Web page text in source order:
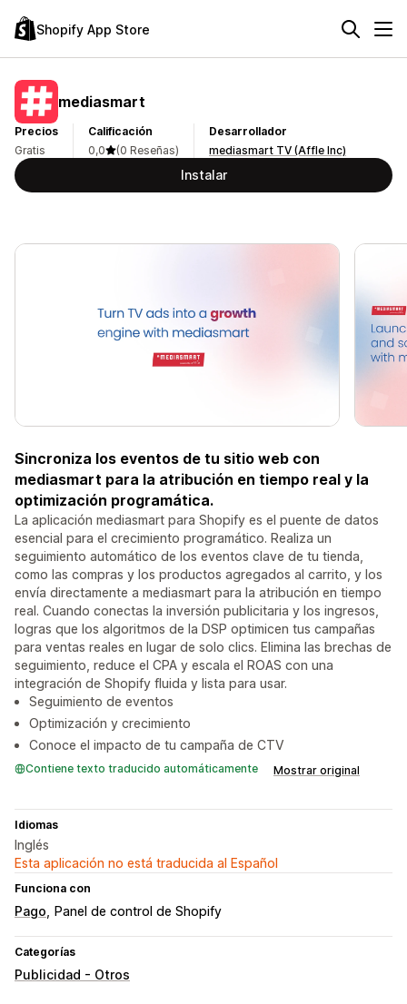
Shopify App Store
mediasmart
Precios
Gratis
Calificación
0,0
(0 Reseñas)
Desarrollador
mediasmart TV (Affle Inc)
Instalar
Sincroniza los eventos de tu sitio web con
mediasmart para la atribución en tiempo real y la
optimización programática.
La aplicación mediasmart para Shopify es el puente de datos
esencial para el crecimiento programático. Realiza un
seguimiento automático de los eventos clave de tu tienda,
como las compras y los productos agregados al carrito, y los
envía directamente a mediasmart para la atribución en tiempo
real. Cuando conectas la inversión publicitaria y los ingresos,
logras que los algoritmos de la DSP optimicen tus campañas
para ventas reales en lugar de solo clics. Elimina las brechas de
seguimiento, reduce el CPA y escala el ROAS con una
integración de Shopify fluida y lista para usar.
Seguimiento de eventos
Optimización y crecimiento
Conoce el impacto de tu campaña de CTV
Contiene texto traducido automáticamente Mostrar original
Idiomas
Inglés
Esta aplicación no está traducida al Español
Funciona con
Pago Panel de control de Shopify
Categorías
Publicidad - Otros